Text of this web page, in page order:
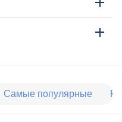
Самые популярные